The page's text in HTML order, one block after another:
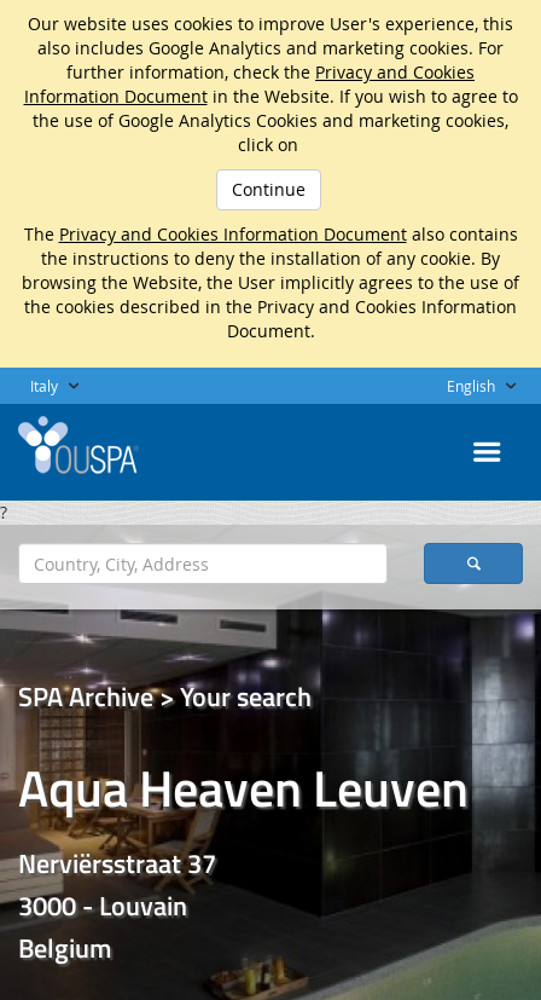
Our website uses cookies to improve User's experience, this
also includes Google Analytics and marketing cookies. For
further information, check the Privacy and Cookies
Information Documentin the Website. If you wish to agree to
the use of Google Analytics Cookies and marketing cookies,
click on
Continue
The Privacy and Cookies Information Documentalso contains
the instructions to deny the installation of any cookie. By
browsing the Website, the User implicitly agrees to the use of
the cookies described in the Privacy and Cookies Information
Document.
Italy English
?
SPA Archive > Your search
Aqua Heaven Leuven
Nerviërsstraat 37
3000 - Louvain
Belgium